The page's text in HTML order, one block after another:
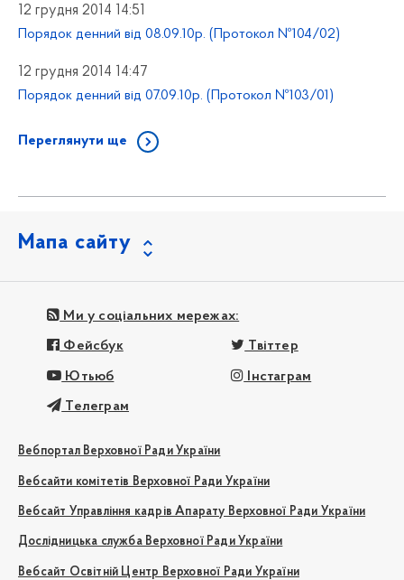
12 грудня 2014 14:51
Порядок денний від 08.09.10р. (Протокол №104/02)
12 грудня 2014 14:47
Порядок денний від 07.09.10р. (Протокол №103/01)
Переглянути ще
Мапа сайту
Ми у соціальних мережах:
Фейсбук Твіттер
Ютьюб Інстаграм
Телеграм
Вебпортал Верховної Ради України
Вебсайти комітетів Верховної Ради України
Вебсайт Управління кадрів Апарату Верховної Ради України
Дослідницька служба Верховної Ради України
Вебсайт Освітній Центр Верховної Ради України